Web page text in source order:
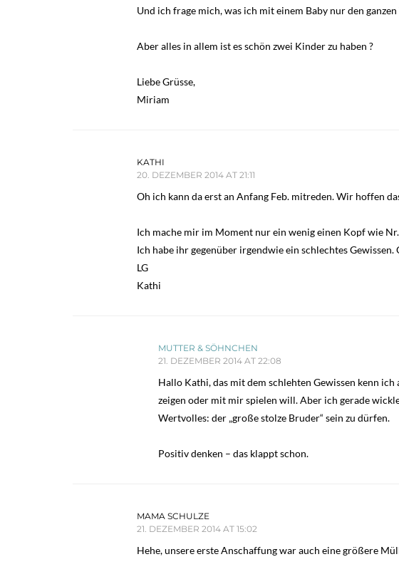
Und ich frage mich, was ich mit einem Baby nur den ganzen
Aber alles in allem ist es schön zwei Kinder zu haben ?
Liebe Grüsse,
Miriam
KATHI
20. DEZEMBER 2014 AT 21:11
Oh ich kann da erst an Anfang Feb. mitreden. Wir hoffen
Ich mache mir im Moment nur ein wenig einen Kopf wie
Ich habe ihr gegenüber irgendwie ein schlechtes
LG
Kathi
MUTTER & SÖHNCHEN
21. DEZEMBER 2014 AT 22:08
Hallo Kathi, das mit dem schlehten Gewissen kenn
zeigen oder mit mir spielen will. Aber ich gerade
Wertvolles: der „große stolze Bruder“ sein zu dürfen.
Positiv denken – das klappt schon.
MAMA SCHULZE
21. DEZEMBER 2014 AT 15:02
Hehe, unsere erste Anschaffung war auch eine größere